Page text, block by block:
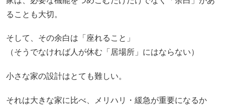
ることも大切。
そして、その余白は「座れること」
（そうでなければ人が休む「居場所」にはならない）
小さな家の設計はとても難しい。
それは大きな家に比べ、メリハリ・緩急が重要になるか